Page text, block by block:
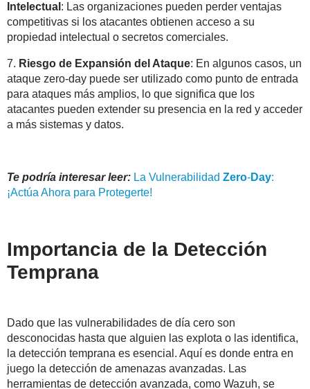
Intelectual : Las organizaciones pueden perder ventajas
competitivas si los atacantes obtienen acceso a su
propiedad intelectual o secretos comerciales.
7. Riesgo de Expansión del Ataque: En algunos casos, un
ataque zero-day puede ser utilizado como punto de entrada
para ataques más amplios, lo que significa que los
atacantes pueden extender su presencia en la red y acceder
a más sistemas y datos.
Te podría interesar leer: La Vulnerabilidad Zero-Day:
¡Actúa Ahora para Protegerte!
Importancia de la Detección
Temprana
Dado que las vulnerabilidades de día cero son
desconocidas hasta que alguien las explota o las identifica,
la detección temprana es esencial. Aquí es donde entra en
juego la detección de amenazas avanzadas. Las
herramientas de detección avanzada, como Wazuh, se